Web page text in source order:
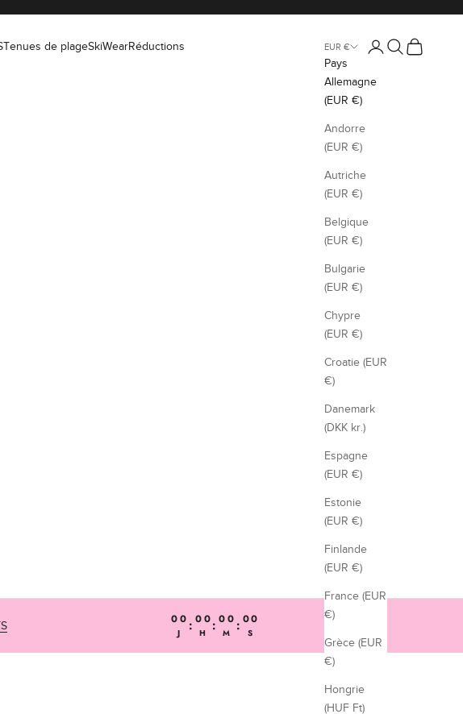
Tenues de plageSkiWearRéductions EUR €
Pays
Allemagne
(EUR €)
Andorre
(EUR €)
Autriche
(EUR €)
Belgique
(EUR €)
Bulgarie
(EUR €)
Chypre
(EUR €)
Croatie (EUR
€)
Danemark
(DKK kr.)
Espagne
(EUR €)
Estonie
(EUR €)
Finlande
(EUR €)
France (EUR
€)
Grèce (EUR
€)
Hongrie
(HUF Ft)
Connexion
Recherche
Panier
00
J : 00
H :00
M : 00
S